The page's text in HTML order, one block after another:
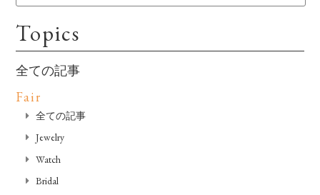
Topics
全ての記事
Fair
全ての記事
Jewelry
Watch
Bridal